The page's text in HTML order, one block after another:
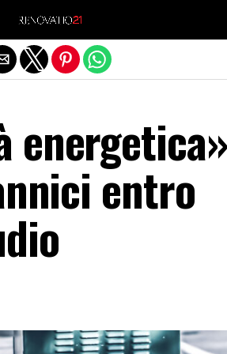
entro
Exit mobile version